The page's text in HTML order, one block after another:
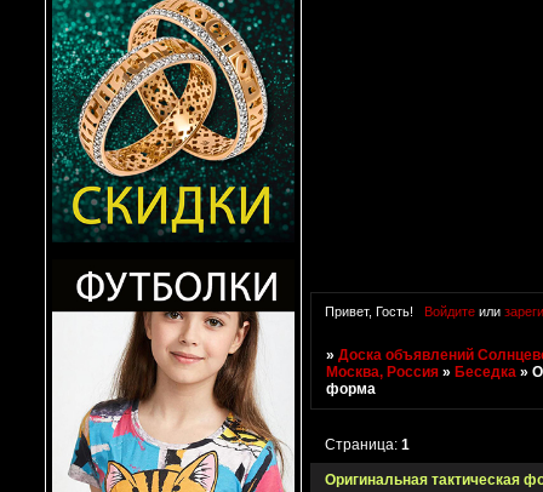
Привет, Гость! Войдитеили
»Доска объявлений
Москва, Россия »Беседка »
форма
Оригинальная тактическая
Страница:1